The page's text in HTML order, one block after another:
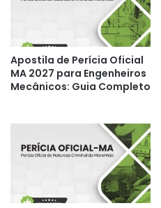
Apostila de Perícia Oficial
MA 2027 para Engenheiros
Mecânicos: Guia Completo